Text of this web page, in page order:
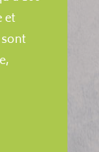
et